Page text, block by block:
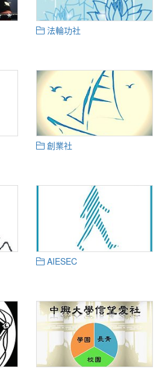
法輪功社
創業社
AIESEC